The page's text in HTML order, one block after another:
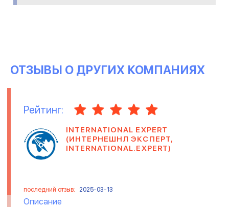
ОТЗЫВЫ О ДРУГИХ КОМПАНИЯХ
Рейтинг:
INTERNATIONAL EXPERT
(ИНТЕРНЕШНЛ ЭКСПЕРТ,
INTERNATIONAL.EXPERT)
последний отзыв: 2025-03-13
Описание